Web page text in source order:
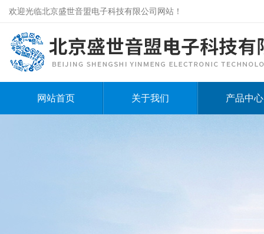
欢迎光临北京盛世音盟电子科技有限公司网站！
网站首页 关于我们 产品中心